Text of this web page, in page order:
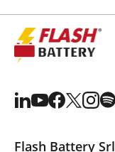
Flash Battery Srl